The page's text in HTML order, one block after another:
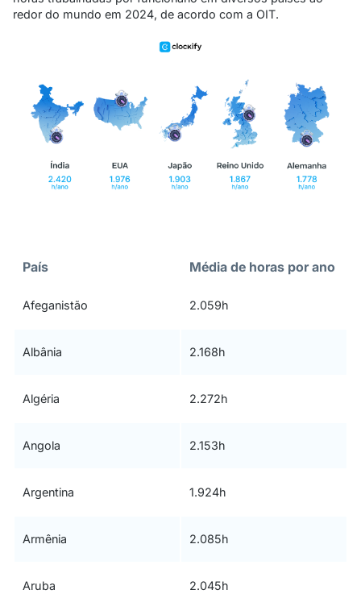
redor do mundo em 2024, de acordo com a OIT.
País Média de horas por ano
Afeganistão 2.059h
Albânia 2.168h
Algéria 2.272h
Angola 2.153h
Argentina 1.924h
Armênia 2.085h
Aruba 2.045h